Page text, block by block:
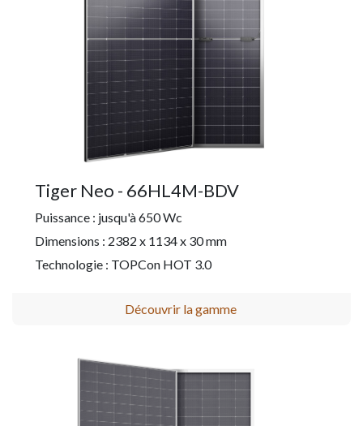
Tiger Neo - 66HL4M-BDV
Puissance : jusqu'à 650 Wc
Dimensions : 2382 x 1134 x 30 mm
Technologie : TOPCon HOT 3.0
Découvrir la gamme